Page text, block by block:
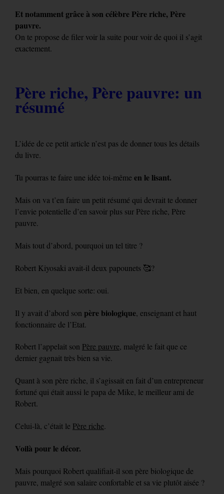
Et notamment grâce à son célèbre Père riche, Père
pauvre.
On te propose de filer voir la suite pour voir de quoi il s’agit
exactement.
Père riche, Père pauvre: un
résumé
L’idée de ce petit article n’est pas de donner tous les détails
du livre.
Tu pourras te faire une idée toi-même en le lisant.
Mais on va t’en faire un petit résumé qui devrait te donner
l’envie potentielle d’en savoir plus sur Père riche, Père
pauvre.
Mais tout d’abord, pourquoi un tel titre ?
Robert Kiyosaki avait-il deux papounets 🥰?
Et bien, en quelque sorte: oui.
Il y avait d’abord son père biologique, enseignant et haut
fonctionnaire de l’Etat.
Robert l’appelait son Père pauvre, malgré le fait que ce
dernier gagnait très bien sa vie.
Quant à son père riche, il s’agissait en fait d’un entrepreneur
fortuné qui était aussi le papa de Mike, le meilleur ami de
Robert.
Celui-là, c’était le Père riche
Voilà pour le décor.
Mais pourquoi Robert qualifiait-il son père biologique de
pauvre, malgré son salaire confortable et sa vie plutôt aisée ?